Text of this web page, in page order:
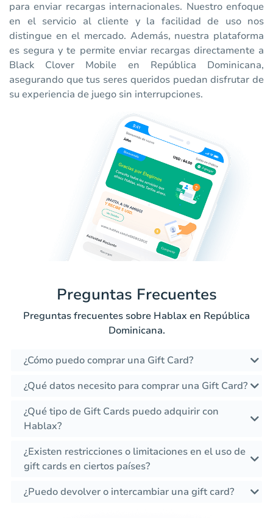
para enviar recargas internacionales. Nuestro enfoque
en el servicio al cliente y la facilidad de uso nos
distingue en el mercado. Además, nuestra plataforma
es segura y te permite enviar recargas directamente a
Black Clover Mobile en República Dominicana,
asegurando que tus seres queridos puedan disfrutar de
su experiencia de juego sin interrupciones.
Preguntas Frecuentes
Preguntas frecuentes sobre Hablax en República
Dominicana.
¿Cómo puedo comprar una Gift Card?
¿Qué datos necesito para comprar una Gift Card?
¿Qué tipo de Gift Cards puedo adquirir con
Hablax?
¿Existen restricciones o limitaciones en el uso de
gift cards en ciertos países?
¿Puedo devolver o intercambiar una gift card?